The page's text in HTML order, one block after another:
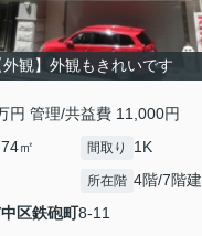
外観】外観もきれいです
円 管理/共益費 11,000円
㎡ 間取り 1K
所在階 4階/7階建
区鉄砲町8-11